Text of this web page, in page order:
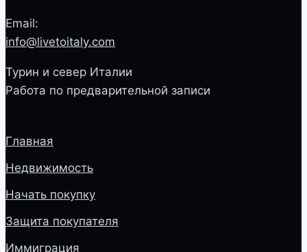
Email:
info@livetoitaly.com
Турин и север Италии
Работа по предварительной записи
Главная
Недвижимость
Начать покупку
Защита покупателя
Иммиграция